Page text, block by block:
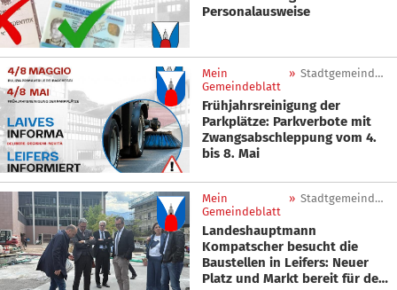
Personalausweise
Mein
Gemeindeblatt
» Stadtgemeinde Leifers
Frühjahrsreinigung der
Parkplätze: Parkverbote mit
Zwangsabschleppung vom 4.
bis 8. Mai
Mein
Gemeindeblatt
» Stadtgemeinde Leifers
Landeshauptmann
Kompatscher besucht die
Baustellen in Leifers: Neuer
Platz und Markt bereit für den